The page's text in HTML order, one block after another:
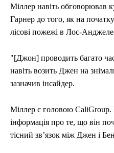
Міллер навіть обговорював
Гарнер до того, як на
лісові пожежі в Лос-
"[Джон] проводить багато
навіть возить Джен на
зазначив інсайдер.
Міллер є головою CaliGroup.
інформація про те, що він
тісний зв’язок між Джен і